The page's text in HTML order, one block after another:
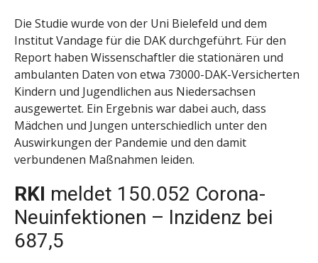
Die Studie wurde von der Uni Bielefeld und dem
Institut Vandage für die DAK durchgeführt. Für den
Report haben Wissenschaftler die stationären und
ambulanten Daten von etwa 73000-DAK-Versicherten
Kindern und Jugendlichen aus Niedersachsen
ausgewertet. Ein Ergebnis war dabei auch, dass
Mädchen und Jungen unterschiedlich unter den
Auswirkungen der Pandemie und den damit
verbundenen Maßnahmen leiden.
RKI meldet 150.052 Corona-
Neuinfektionen – Inzidenz bei
687,5